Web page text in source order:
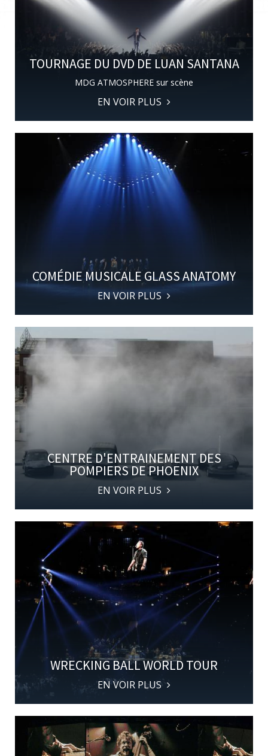
Français
TOURNAGE DU DVD DE LUAN SANTANA
MDG ATMOSPHERE sur scène
EN VOIR PLUS
COMÉDIE MUSICALE GLASS ANATOMY
EN VOIR PLUS
CENTRE D'ENTRAINEMENT DES
POMPIERS DE PHOENIX
EN VOIR PLUS
WRECKING BALL WORLD TOUR
EN VOIR PLUS